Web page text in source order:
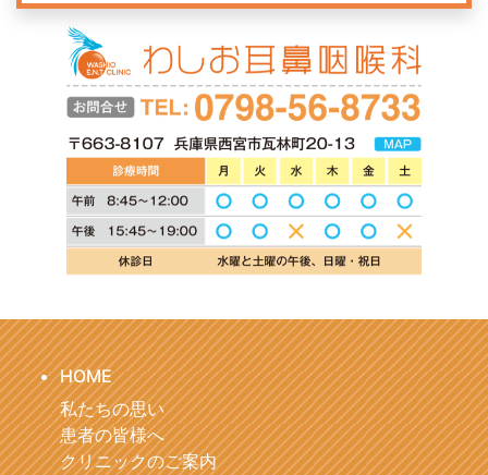
HOME
私たちの思い
患者の皆様へ
クリニックのご案内